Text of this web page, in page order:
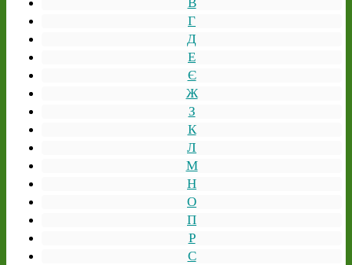
Г
Д
Е
Є
Ж
З
К
Л
М
Н
О
П
Р
С